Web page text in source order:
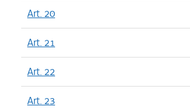
Art. 20
Art. 21
Art. 22
Art. 23